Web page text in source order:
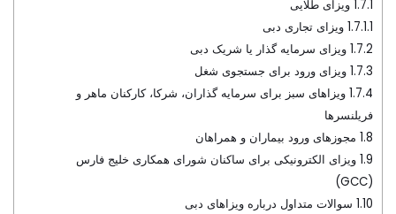
1.7.1 ویزای طلایی
1.7.1.1 ویزای تجاری دبی
1.7.2 ویزای سرمایه گذار یا شریک دبی
1.7.3 ویزای ورود برای جستجوی شغل
1.7.4 ویزاهای سبز برای سرمایه گذاران، شرکا، کارکنان ماهر و
فریلنسرها
1.8 مجوزهای ورود بیماران و همراهان
1.9 ویزای الکترونیکی برای ساکنان شورای همکاری خلیج فارس
(GCC)
1.10 سوالات متداول درباره ویزاهای دبی